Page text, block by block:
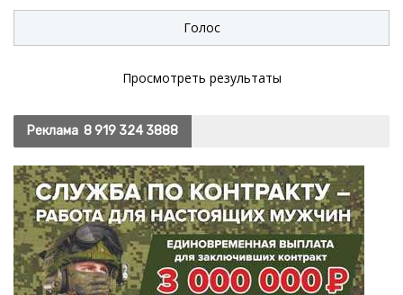
Просмотреть результаты
Реклама 8 919 324 3888